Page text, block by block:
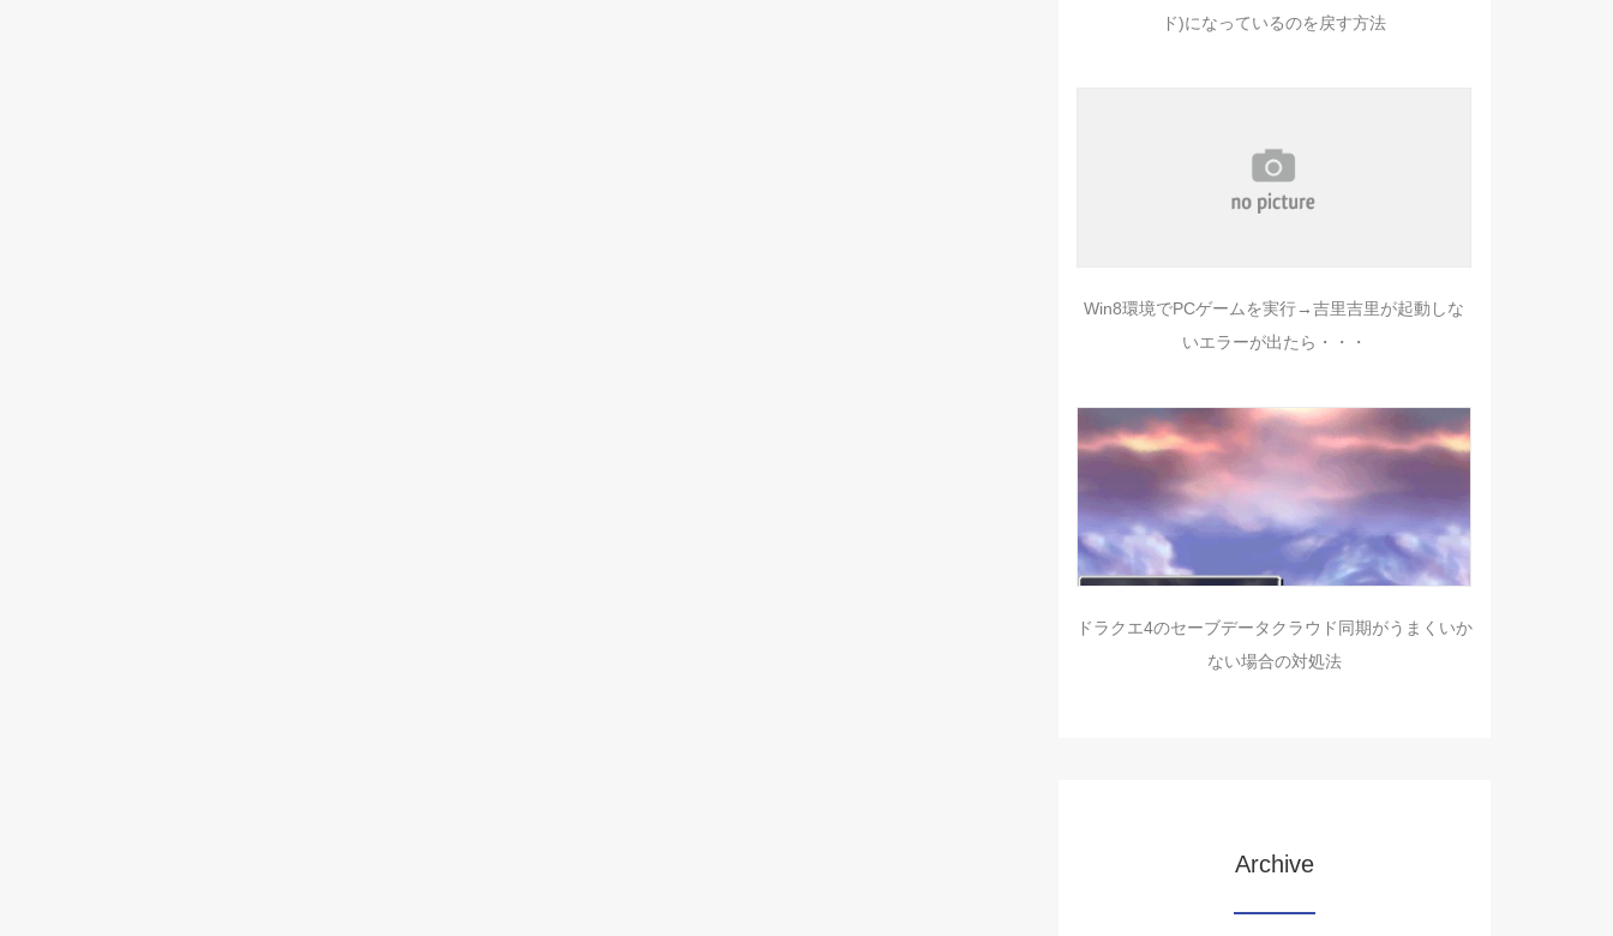
ド)になっているのを戻す方法
Win8環境でPCゲームを実行→吉里吉里が起動しな
いエラーが出たら・・・
ドラクエ4のセーブデータクラウド同期がうまくいか
ない場合の対処法
Archive